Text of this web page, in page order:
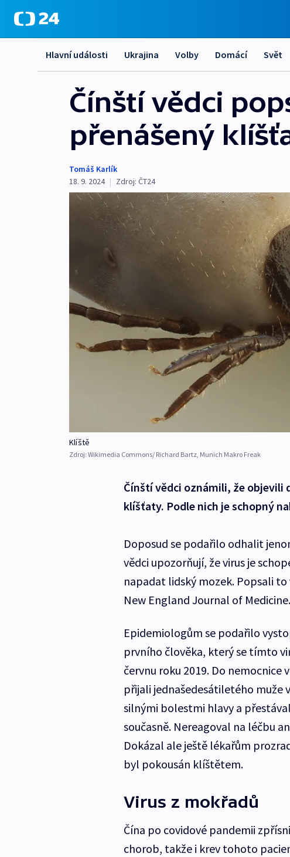
Hlavní události Ukrajina Volby Domácí Svět
Čínští vědci
přenášený
Tomáš Karlík
18. 9. 2024 | Zdroj: ČT24
Klíště
Zdroj: Wikimedia Commons/ Richard Bartz, Munich Makro Freak
Čínští vědci oznámili, že objevili
klíšťaty. Podle nich je schopný
Doposud se podařilo odhalit
vědci upozorňují, že virus je
napadat lidský mozek. Popsali
New England Journal of Medicine.
Epidemiologům se podařilo
prvního člověka, který se tímto
červnu roku 2019. Do nemocnice
přijali jednašedesátiletého muže
silnými bolestmi hlavy a
současně. Nereagoval na léčbu
Dokázal ale ještě lékařům
byl pokousán klíštětem.
Virus z mokřadů
Čína po covidové pandemii
chorob, takže i krev tohoto